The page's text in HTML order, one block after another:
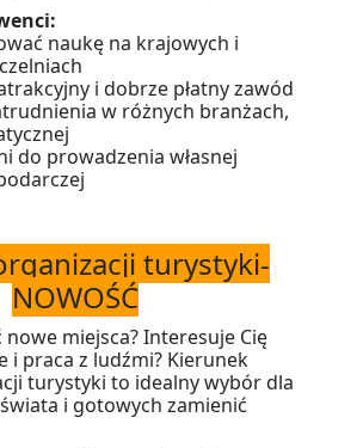
naukę na krajowych i
i dobrze płatny zawód
w różnych branżach,
do prowadzenia własnej
turystyki-
NOWOŚĆ
miejsca? Interesuje Cię
i praca z ludźmi? Kierunek
turystyki to idealny wybór dla
i gotowych zamienić